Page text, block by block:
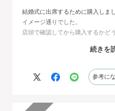
結婚式に出席するために購入しま
イメージ通りでした。
店頭で確認してから購入するかど
オンラインショップは写真数が多
また、購入するとすぐに届くの
続きを
参考に